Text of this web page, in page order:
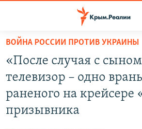
Вернуться
основному
содержанию
главной
СПЕЦПРОЕКТЫ
ВОЙНА РОССИИ ПРОТИВ УКРАИНЫ
«После случая с
телевизор – одно
раненого на крейсере
призывника